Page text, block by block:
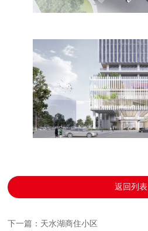
返回列表
下一篇：天水湖商住小区